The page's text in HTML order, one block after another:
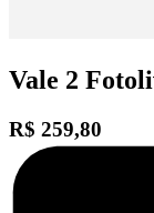
Vale 2
R$ 259,80